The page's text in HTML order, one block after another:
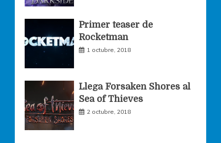
Primer teaser de
Rocketman
1 octubre, 2018
Llega Forsaken Shores al
Sea of Thieves
2 octubre, 2018